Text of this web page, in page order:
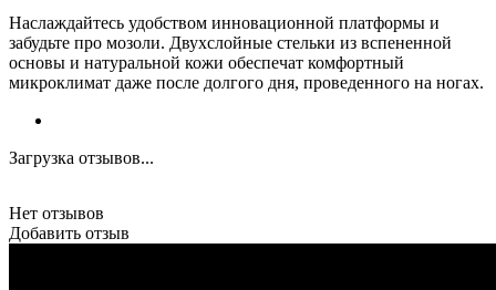
Наслаждайтесь удобством инновационной платформы и
забудьте про мозоли. Двухслойные стельки из вспененной
основы и натуральной кожи обеспечат комфортный
микроклимат даже после долгого дня, проведенного на ногах.
Загрузка отзывов...
Нет отзывов
Добавить отзыв